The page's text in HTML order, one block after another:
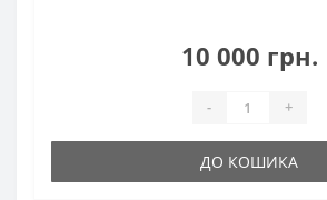
10 000 грн.
- +
ДО КОШИКА